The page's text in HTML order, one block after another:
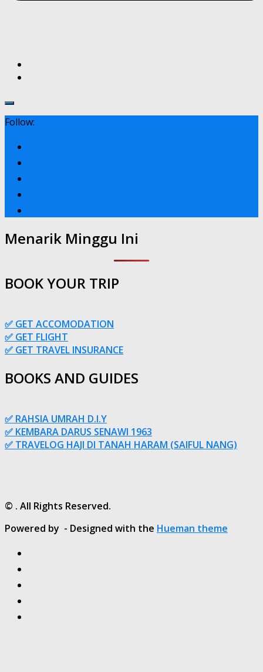
Follow:
Menarik Minggu Ini
BOOK YOUR TRIP
✅ GET ACCOMODATION
✅ GET FLIGHT
✅ GET TRAVEL INSURANCE
BOOKS AND GUIDES
✅ RAHSIA UMRAH D.I.Y
✅ KEMBARA DARUS SENAWI 1963
✅ TRAVELOG HAJI DI TANAH HARAM (SAIFUL NANG)
© . All Rights Reserved.
Powered by - Designed with the Hueman theme